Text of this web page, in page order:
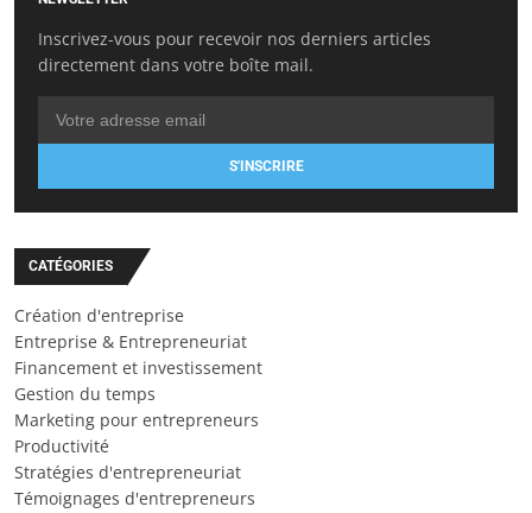
Inscrivez-vous pour recevoir nos derniers articles
directement dans votre boîte mail.
S'INSCRIRE
CATÉGORIES
Création d'entreprise
Entreprise & Entrepreneuriat
Financement et investissement
Gestion du temps
Marketing pour entrepreneurs
Productivité
Stratégies d'entrepreneuriat
Témoignages d'entrepreneurs